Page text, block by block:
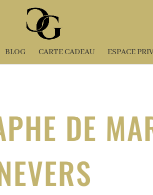
BLOG CARTE CADEAU ESPACE
DE